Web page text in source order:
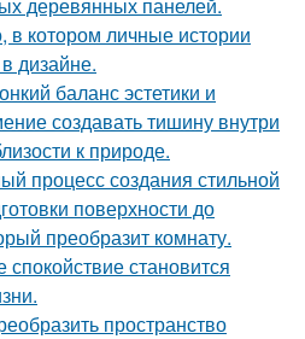
в котором личные истории
дизайне.
баланс эстетики и
создавать тишину внутри
к природе.
процесс создания стильной
поверхности до
преобразит комнату.
спокойствие становится
пространство